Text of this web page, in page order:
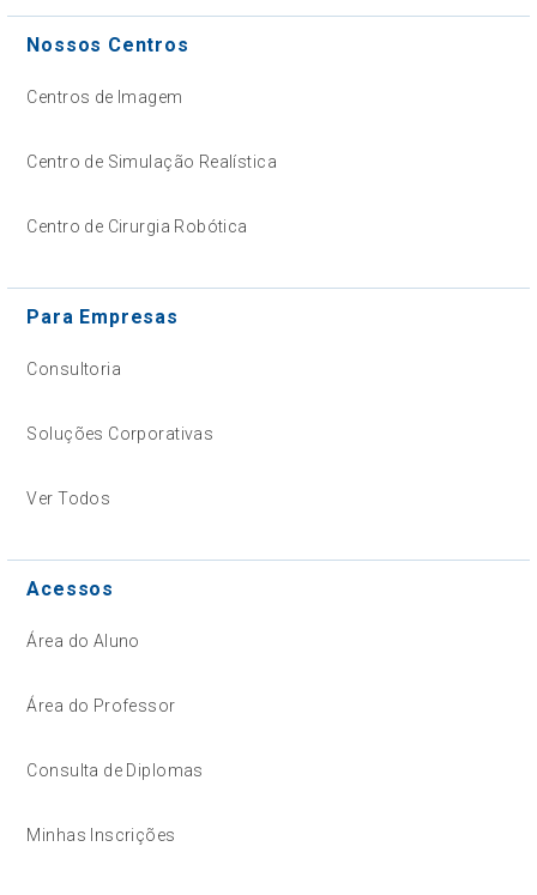
Nossos Centros
Centros de Imagem
Centro de Simulação Realística
Centro de Cirurgia Robótica
Para Empresas
Consultoria
Soluções Corporativas
Ver Todos
Acessos
Área do Aluno
Área do Professor
Consulta de Diplomas
Minhas Inscrições